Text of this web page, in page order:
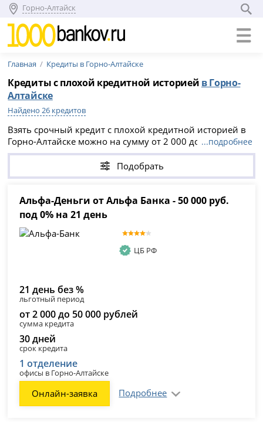
Горно-Алтайск
Главная Кредиты в Горно-Алтайске
Кредиты с плохой кредитной историей в Горно-
Алтайске
Найдено 26 кредитов
Взять срочный кредит с плохой кредитной историей в
Горно-Алтайске можно на сумму от 2 000 до 50 000 000
рублей, на срок до 30 лет. На странице доступны
предложения банков и МФО с ПСК от 13.883% до
61.999% годовых. Изучите условия, сравните ставку,
...подробнее
Подобрать
Альфа-Деньги от Альфа Банка - 50 000 руб.
под 0% на 21 день
ЦБ РФ
21 день без %
льготный период
от 2 000 до 50 000 рублей
сумма кредита
30 дней
срок кредита
1 отделение
офисы в Горно-Алтайске
Онлайн-заявка Подробнее